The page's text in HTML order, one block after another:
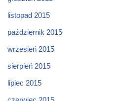
listopad 2015
październik 2015
wrzesień 2015
sierpień 2015
lipiec 2015